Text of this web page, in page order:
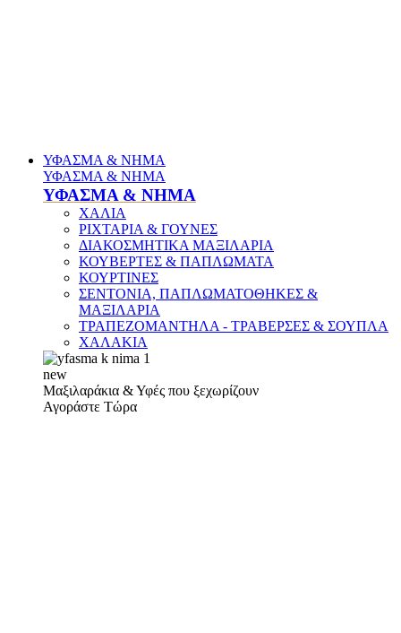
ΥΦΑΣΜΑ & ΝΗΜΑ
ΥΦΑΣΜΑ & ΝΗΜΑ
ΥΦΑΣΜΑ & ΝΗΜΑ
ΧΑΛΙΑ
ΡΙΧΤΑΡΙΑ & ΓΟΥΝΕΣ
ΔΙΑΚΟΣΜΗΤΙΚΑ ΜΑΞΙΛΑΡΙΑ
ΚΟΥΒΕΡΤΕΣ & ΠΑΠΛΩΜΑΤΑ
ΚΟΥΡΤΙΝΕΣ
ΣΕΝΤΟΝΙΑ, ΠΑΠΛΩΜΑΤΟΘΗΚΕΣ &
ΜΑΞΙΛΑΡΙΑ
ΤΡΑΠΕΖΟΜΑΝΤΗΛΑ - ΤΡΑΒΕΡΣΕΣ & ΣΟΥΠΛΑ
ΧΑΛΑΚΙΑ
new
Μαξιλαράκια & Υφές που ξεχωρίζουν
Αγοράστε Τώρα